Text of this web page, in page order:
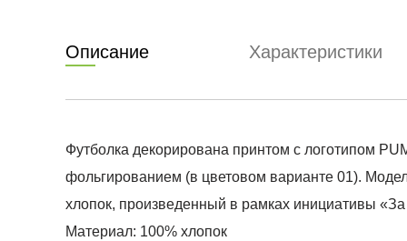
Описание Характеристики
Футболка декорирована принтом с логотипом
фольгированием (в цветовом варианте 01).
хлопок, произведенный в рамках инициативы
Материал: 100% хлопок